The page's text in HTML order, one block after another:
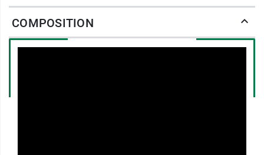
pour leursvertus hydratantes, nourrissantes,
assouplissantes et protectrices
peaux sèches et sensibles.
COMPOSITION